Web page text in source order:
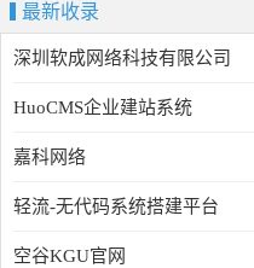
最新收录
深圳软成网络科技有限公司
HuoCMS企业建站系统
嘉科网络
轻流-无代码系统搭建平台
空谷KGU官网